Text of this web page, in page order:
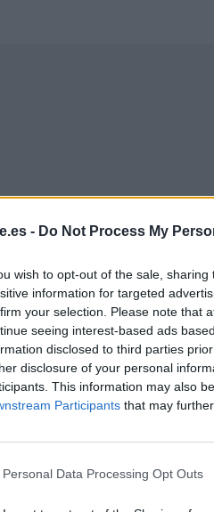
- Do Not Process My
wish to opt-out of the sale,
information for targeted
your selection. Please note that
seeing interest-based ads
disclosed to third parties
disclosure of your personal
This information may also
Participants that may
Personal Data Processing Opt Outs
Publicidad